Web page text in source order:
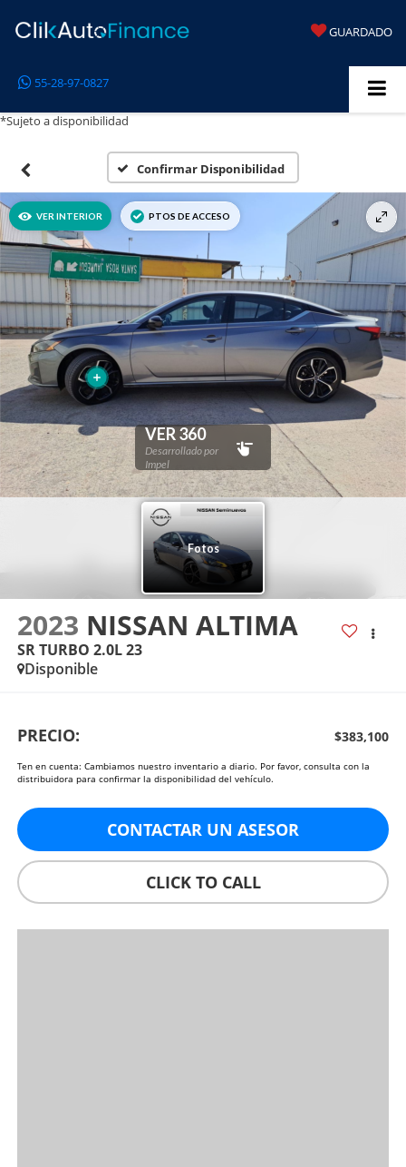
GUARDADO
55-28-97-0827
*Sujeto a disponibilidad
Confirmar Disponibilidad
2023 NISSAN ALTIMA
SR TURBO 2.0L 23
Disponible
PRECIO: $383,100
Ten en cuenta: Cambiamos nuestro inventario a diario. Por favor, consulta con la
distribuidora para confirmar la disponibilidad del vehículo.
CONTACTAR UN ASESOR
CLICK TO CALL